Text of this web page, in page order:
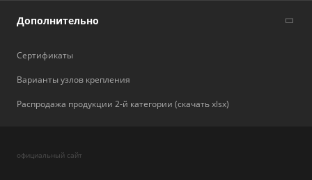
Дополнительно
Сертификаты
Варианты узлов крепления
Распродажа продукции 2-й категории (скачать xlsx)
официальный сайт